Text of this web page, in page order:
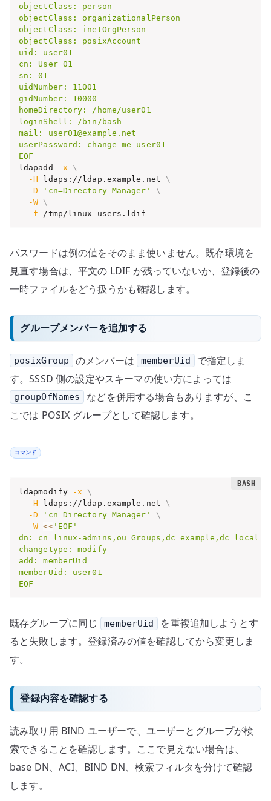
objectClass: person
objectClass: organizationalPerson
objectClass: inetOrgPerson
objectClass: posixAccount
uid: user01
cn: User 01
sn: 01
uidNumber: 11001
gidNumber: 10000
homeDirectory: /home/user01
loginShell: /bin/bash
mail: user01@example.net
userPassword: change-me-user01
EOF
ldapadd
-x
\
-H ldaps://ldap.example.net \
-D
'cn=Directory Manager'
\
-W \
-f /tmp/linux-users.ldif
パスワードは例の値をそのまま使いません。既存環境を
見直す場合は、平文の LDIF が残っていないか、登録後の
一時ファイルをどう扱うかも確認します。
グループメンバーを追加する
posixGroup のメンバーは memberUid
で指定しま
す。SSSD 側の設定やスキーマの使い方によっては
groupOfNames
などを併用する場合もありますが、こ
こでは POSIX グループとして確認します。
コマンド
ldapmodify -x
\
-H ldaps://ldap.example.net \
-D
'cn=Directory Manager'
\
-W <<'EOF'
dn: cn=linux-admins,ou=Groups,dc=example,dc=local
changetype: modify
add: memberUid
memberUid: user01
EOF
既存グループに同じ memberUid
を重複追加しようとす
ると失敗します。登録済みの値を確認してから変更しま
す。
登録内容を確認する
読み取り用 BIND ユーザーで、ユーザーとグループが検
索できることを確認します。ここで見えない場合は、
base DN、ACI、BIND DN、検索フィルタを分けて確認
します。